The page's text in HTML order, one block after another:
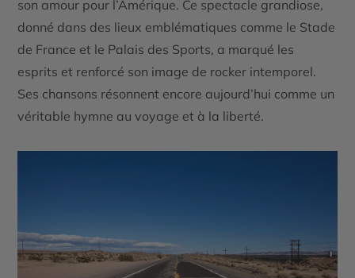
son amour pour l’Amérique. Ce spectacle grandiose,
donné dans des lieux emblématiques comme le Stade
de France et le Palais des Sports, a marqué les
esprits et renforcé son image de rocker intemporel.
Ses chansons résonnent encore aujourd’hui comme un
véritable hymne au voyage et à la liberté.